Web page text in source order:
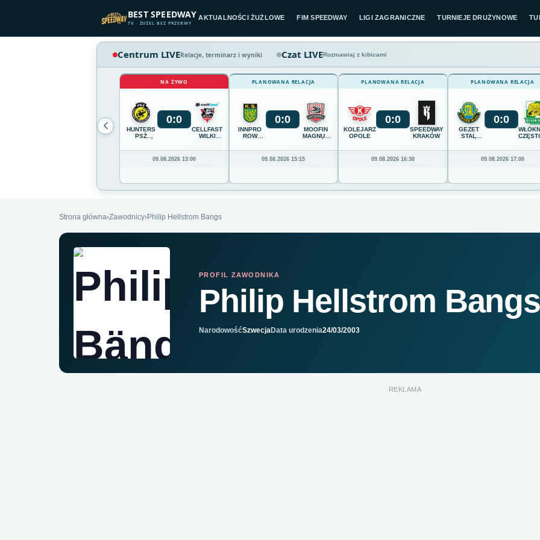
BEST SPEEDWAY
TV · ŻUŻEL BEZ PRZERWY
AKTUALNOŚCI ŻUŻLOWE FIM SPEEDWAY LIGI ZAGRANICZNE TURNIEJE DRUŻYNOWE
Centrum LIVERelacje, terminarz i wyniki Czat LIVERozmawiaj z kibicami
NA ŻYWO
HUNTERS
PSŻ
0:0
CELLFAST
WILKI
09.08.2026 13:00
PLANOWANA RELACJA
INNPRO
ROW
0:0
MOOFIN
MAGNUS
WIELKOPOLSKI
09.08.2026 15:15
PLANOWANA RELACJA
KOLEJARZ
OPOLE
0:0
SPEEDWAY
KRAKÓW
09.08.2026 16:30
PLANOWANA RELACJA
GEZET
STAL
0:0
09.08.2026 17:00
Strona główna›Zawodnicy›Philip Hellstrom Bangs
PROFIL ZAWODNIKA
Philip Hellstrom
NarodowośćSzwecjaData urodzenia24/03/2003
REKLAMA